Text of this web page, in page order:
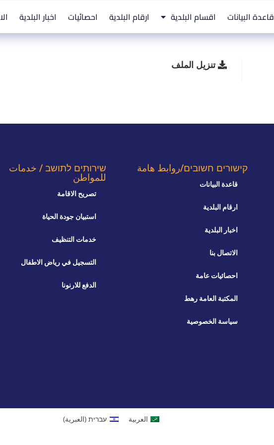
قاعدة البيانات اقسام البلدية ارقام البلدية احصائيات اخبار البلدية
تنزيل الملف
קישורים חשובים/روابط هامة
قاعدة البيانات
ارقام البلدية
اخبار البلدية
الاتصال بنا
احصائيات عامة
المكتبة العامة رهط
سياسة الخصوصية
שירותים לתושב / خدمات
للمواطن
تصريح الاقامة
استبيان جودة الحياة
خدمات التنظيف
التسجيل في رياض الاطفال
الدفع للارنونا
العربية עברית (العبرية)